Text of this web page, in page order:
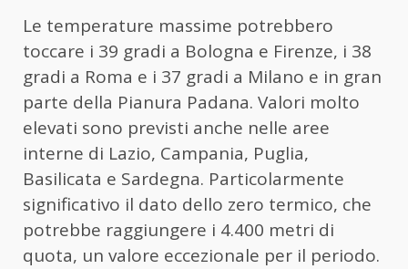
Le temperature massime potrebbero
toccare i 39 gradi a Bologna e Firenze, i 38
gradi a Roma e i 37 gradi a Milano e in gran
parte della Pianura Padana. Valori molto
elevati sono previsti anche nelle aree
interne di Lazio, Campania, Puglia,
Basilicata e Sardegna. Particolarmente
significativo il dato dello zero termico, che
potrebbe raggiungere i 4.400 metri di
quota, un valore eccezionale per il periodo.